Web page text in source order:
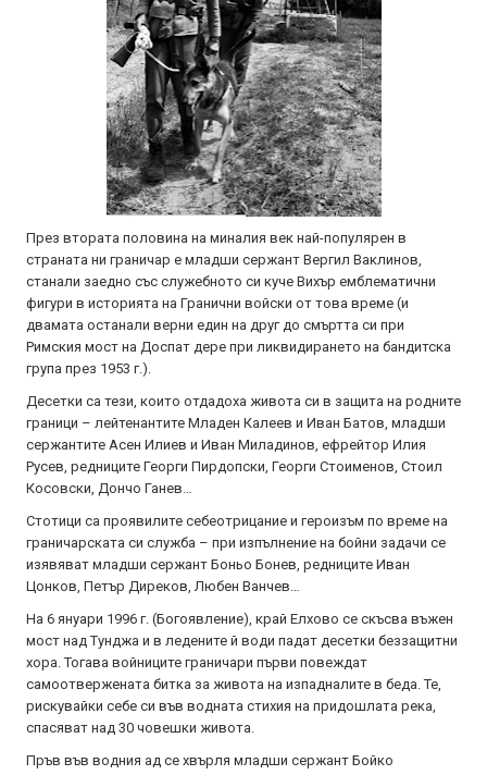
През втората половина на миналия век най-популярен в
страната ни граничар е младши сержант Вергил Ваклинов,
станали заедно със служебното си куче Вихър емблематични
фигури в историята на Гранични войски от това време (и
двамата останали верни един на друг до смъртта си при
Римския мост на Доспат дере при ликвидирането на бандитска
група през 1953 г.).
Десетки са тези, които отдадоха живота си в защита на родните
граници – лейтенантите Младен Калеев и Иван Батов, младши
сержантите Асен Илиев и Иван Миладинов, ефрейтор Илия
Русев, редниците Георги Пирдопски, Георги Стоименов, Стоил
Косовски, Дончо Ганев…
Стотици са проявилите себеотрицание и героизъм по време на
граничарската си служба – при изпълнение на бойни задачи се
изявяват младши сержант Боньо Бонев, редниците Иван
Цонков, Петър Диреков, Любен Ванчев…
На 6 януари 1996 г. (Богоявление), край Елхово се скъсва въжен
мост над Тунджа и в ледените й води падат десетки беззащитни
хора. Тогава войниците граничари първи повеждат
самоотвержената битка за живота на изпадналите в беда. Те,
рискувайки себе си във водната стихия на придошлата река,
спасяват над 30 човешки живота.
Пръв във водния ад се хвърля младши сержант Бойко